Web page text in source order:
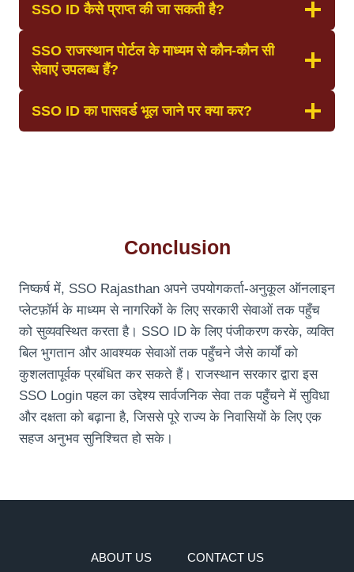
SSO ID कैसे प्राप्त की जा सकती है?
SSO राजस्थान पोर्टल के माध्यम से कौन-कौन सी
सेवाएं उपलब्ध हैं?
SSO ID का पासवर्ड भूल जाने पर क्या कर?
Conclusion
निष्कर्ष में, SSO Rajasthan अपने उपयोगकर्ता-अनुकूल ऑनलाइन
प्लेटफ़ॉर्म के माध्यम से नागरिकों के लिए सरकारी सेवाओं तक पहुँच
को सुव्यवस्थित करता है। SSO ID के लिए पंजीकरण करके, व्यक्ति
बिल भुगतान और आवश्यक सेवाओं तक पहुँचने जैसे कार्यों को
कुशलतापूर्वक प्रबंधित कर सकते हैं। राजस्थान सरकार द्वारा इस
SSO Login पहल का उद्देश्य सार्वजनिक सेवा तक पहुँचने में सुविधा
और दक्षता को बढ़ाना है, जिससे पूरे राज्य के निवासियों के लिए एक
सहज अनुभव सुनिश्चित हो सके।
ABOUT US
CONTACT US